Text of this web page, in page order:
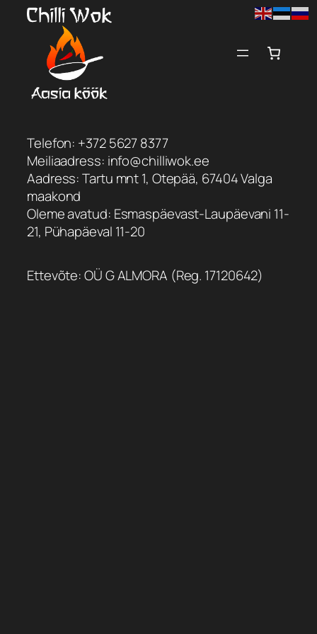
Liigu
Telefon: +372 5627 8377
Meiliaadress: info@chilliwok.ee
Aadress: Tartu mnt 1, Otepää, 67404 Valga
maakond
Oleme avatud: Esmaspäevast-Laupäevani 11-
21, Pühapäeval 11-20
Ettevõte: OÜ G ALMORA (Reg. 17120642)